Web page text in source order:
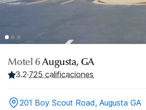
Motel 6Augusta, GA
3.2·725 calificaciones
201 Boy Scout Road, Augusta GA